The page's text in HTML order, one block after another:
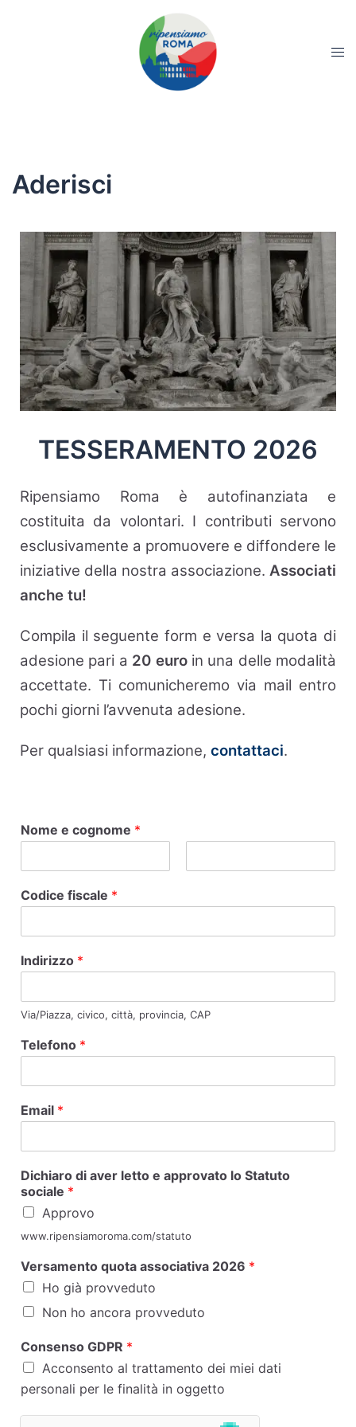
Aderisci
TESSERAMENTO 2026
Ripensiamo Roma è autofinanziata e
costituita da volontari. I contributi servono
esclusivamente a promuovere e diffondere le
iniziative della nostra associazione. Associati
anche tu!
Compila il seguente form e versa la quota di
adesione pari a 20 euroin una delle modalità
accettate. Ti comunicheremo via mail entro
pochi giorni l’avvenuta adesione.
Per qualsiasi informazione, contattaci.
Nome e cognome *
Codice fiscale *
Indirizzo *
Via/Piazza, civico, città, provincia, CAP
Telefono *
Email *
Dichiaro di aver letto e approvato lo Statuto
sociale *
Approvo
www.ripensiamoroma.com/statuto
Versamento quota associativa 2026 *
Ho già provveduto
Non ho ancora provveduto
Consenso GDPR *
Acconsento al trattamento dei miei dati
personali per le finalità in oggetto